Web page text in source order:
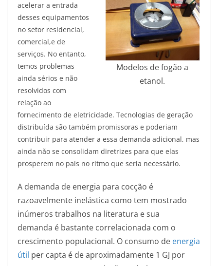
Modelos de fogão a
etanol.
acelerar a entrada
desses equipamentos
no setor residencial,
comercial,e de
serviços. No entanto,
temos problemas
ainda sérios e não
resolvidos com
relação ao
fornecimento de eletricidade. Tecnologias de geração
distribuída são também promissoras e poderiam
contribuir para atender a essa demanda adicional, mas
ainda não se consolidam diretrizes para que elas
prosperem no país no ritmo que seria necessário.
A demanda de energia para cocção é
razoavelmente inelástica como tem mostrado
inúmeros trabalhos na literatura e sua
demanda é bastante correlacionada com o
crescimento populacional. O consumo de energia
útil per capta é de aproximadamente 1 GJ por